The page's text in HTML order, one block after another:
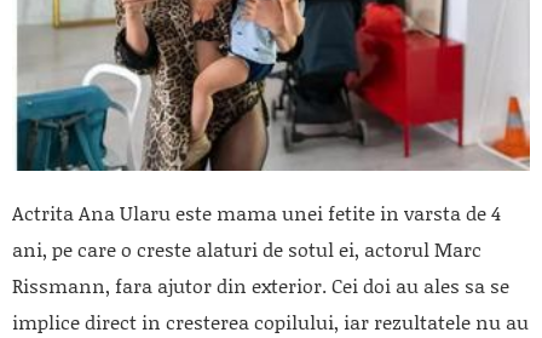
Actrita Ana Ularu este mama unei fetite in varsta de 4
ani, pe care o creste alaturi de sotul ei, actorul Marc
Rissmann, fara ajutor din exterior. Cei doi au ales sa se
implice direct in cresterea copilului, iar rezultatele nu au